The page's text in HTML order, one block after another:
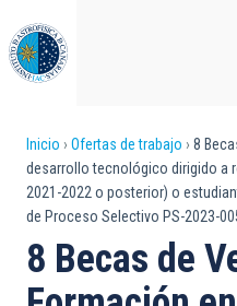
al
contenido
principal
Sobrescribir
enlaces
de
ayuda
Inicio Ofertas de trabajo
8
desarrollo tecnológico dirigido a
2021-2022 o posterior) o
de Proceso Selectivo PS-2023-
8 Becas de